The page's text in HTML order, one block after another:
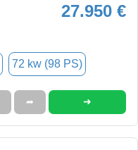
27.950 €
72 kw (98 PS)
➦ ➜